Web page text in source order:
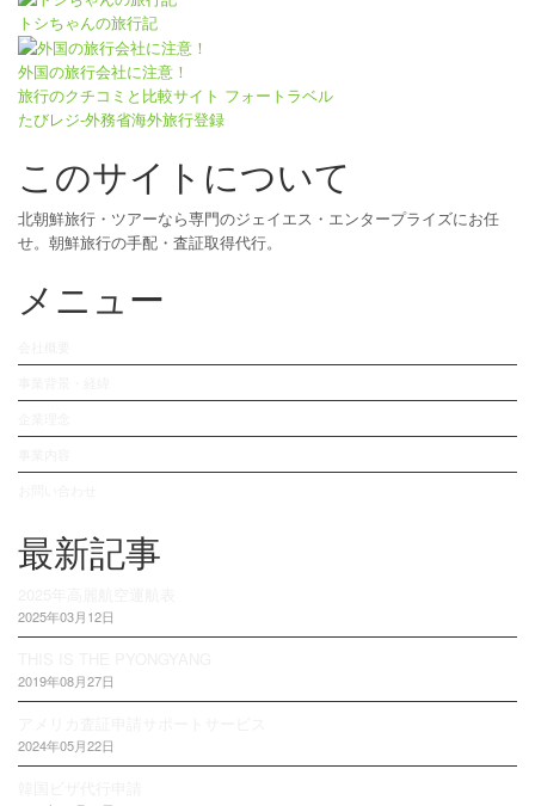
トシちゃんの旅行記
外国の旅行会社に注意！
旅行のクチコミと比較サイト フォートラベル
たびレジ-外務省海外旅行登録
このサイトについて
北朝鮮旅行・ツアーなら専門のジェイエス・エンタープライズにお任
せ。朝鮮旅行の手配・査証取得代行。
メニュー
最新記事
2025年03月12日
2019年08月27日
2024年05月22日